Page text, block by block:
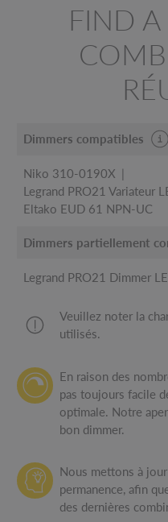
FIND
Dimmers compatibles
Niko 310-0190X
Legrand PRO21 Variateur
Eltako EUD 61 NPN-UC
Dimmers partiellement
Legrand PRO21 Dimmer
Veuillez noter la
utilisés.
En raison des
pas toujours facile
optimale. Notre
bon dimmer.
Nous mettons à
permanence, afin
des dernières